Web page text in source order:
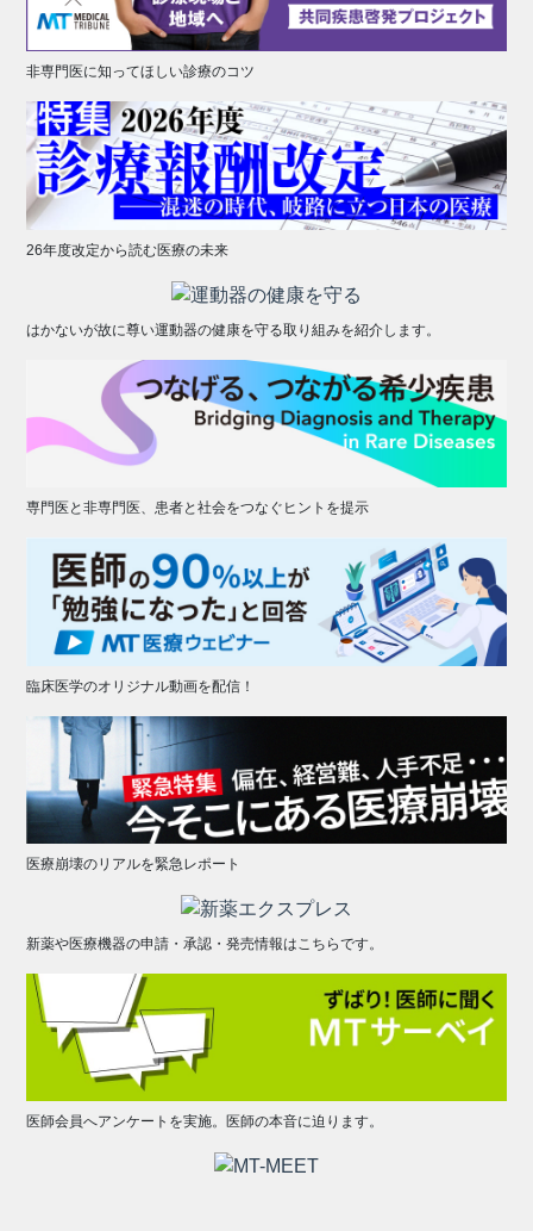
非専門医に知ってほしい診療のコツ
26年度改定から読む医療の未来
はかないが故に尊い運動器の健康を守る取り組みを紹介します。
専門医と非専門医、患者と社会をつなぐヒントを提示
臨床医学のオリジナル動画を配信！
医療崩壊のリアルを緊急レポート
新薬や医療機器の申請・承認・発売情報はこちらです。
医師会員へアンケートを実施。医師の本音に迫ります。